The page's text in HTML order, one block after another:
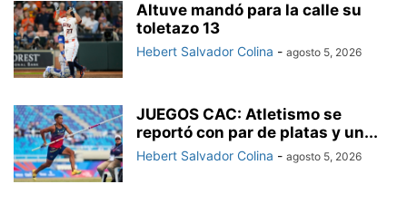
Altuve mandó para la calle su
toletazo 13
Hebert Salvador Colina - agosto 5, 2026
JUEGOS CAC: Atletismo se
reportó con par de platas y un...
Hebert Salvador Colina - agosto 5, 2026